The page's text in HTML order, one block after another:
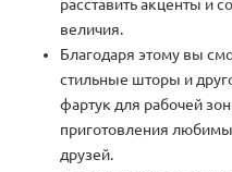
расставить акценты и
величия.
Благодаря этому вы
стильные шторы и
фартук для рабочей
приготовления
друзей.